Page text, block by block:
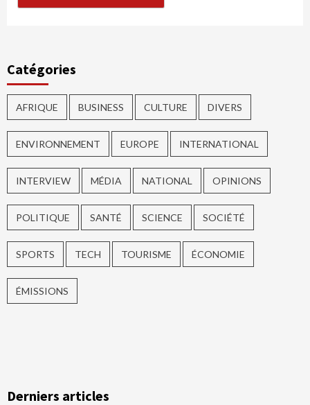
Catégories
AFRIQUE BUSINESS CULTURE DIVERS
ENVIRONNEMENT EUROPE INTERNATIONAL
INTERVIEW MÉDIA NATIONAL OPINIONS
POLITIQUE SANTÉ SCIENCE SOCIÉTÉ
SPORTS TECH TOURISME ÉCONOMIE
ÉMISSIONS
Derniers articles